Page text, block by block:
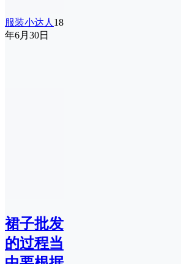
服装小达人 18
年6月30日
裙子批发
的过程当